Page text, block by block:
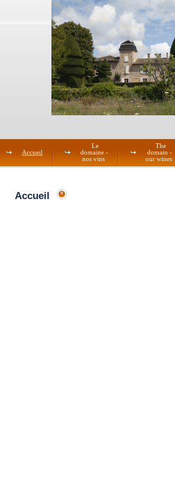
Accueil
Le
domaine -
nos vins
The
domain -
our wines
Accueil